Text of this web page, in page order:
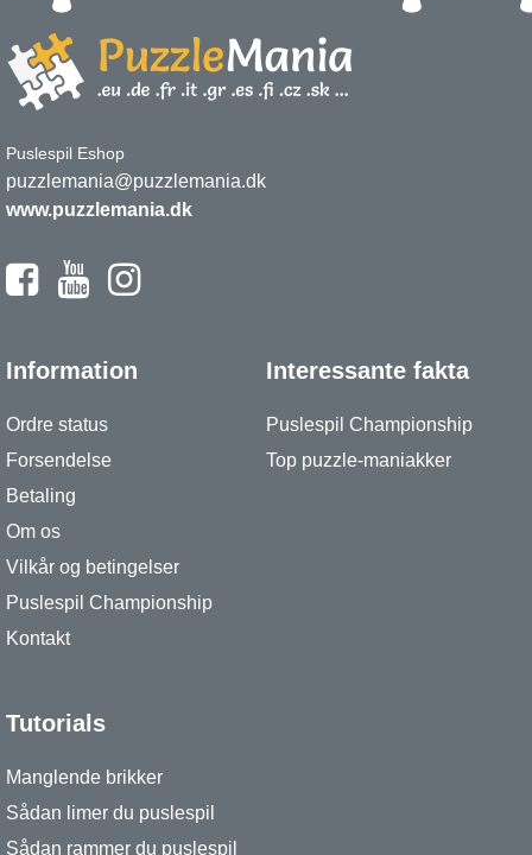
Puslespil Eshop
puzzlemania@puzzlemania.dk
www.puzzlemania.dk
Information
Ordre status
Forsendelse
Betaling
Om os
Vilkår og betingelser
Puslespil Championship
Kontakt
Interessante fakta
Puslespil Championship
Top puzzle-maniakker
Tutorials
Manglende brikker
Sådan limer du puslespil
Sådan rammer du puslespil